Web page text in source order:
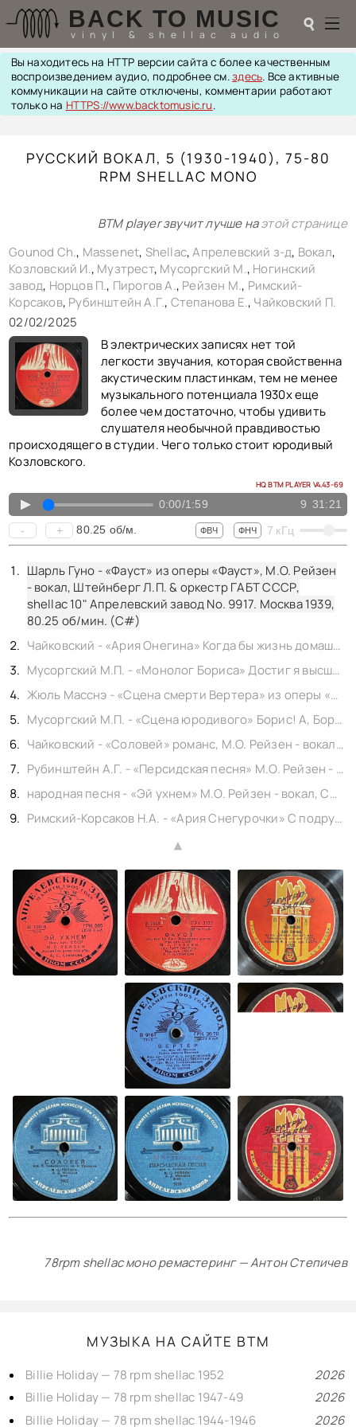
BACK TO MUSIC
vinyl & shellac audio ☌
☌
UPGRADES
HI-FI PLAYERS
TESTS
ПЕРСОНАЛИИ
LOL
ССЫЛКИ
О САЙТЕ
КОНТАКТЫ
BACK TO PHOTO
Вы находитесь на HTTP версии сайта с более качественным
воспроизведением аудио, подробнее см.здесь. Все активные
коммуникации на сайте отключены, комментарии работают
только на HTTPS://www.backtomusic.ru.
РУССКИЙ ВОКАЛ, 5 (1930-1940), 75-80
RPM SHELLAC MONO
BTM player звучит лучше наэтой странице
Gounod Ch., Massenet, Shellac,Апрелевский з-д, Вокал,
Козловский И., Музтрест, Мусоргский М., Ногинский
завод, Норцов П., Пирогов А., Рейзен М., Римский-
Корсаков, Рубинштейн А.Г., Степанова Е., Чайковский П.
02/02/2025
В электрических записях нет той
легкости звучания, которая свойственна
акустическим пластинкам, тем не менее
музыкального потенциала 1930х еще
более чем достаточно, чтобы удивить
слушателя необычной правдивостью
происходящего в студии. Чего только стоит юродивый
Козловского.
HQ BTM PLAYER V4.43-69
▲ 0:00/1:59 9 31:21
- + 80.25 об/м. ФВЧ ФНЧ 7 кГц
Шарль Гуно - «Фауст» из оперы «Фауст», М.О. Рейзен
- вокал, Штейнберг Л.П. & оркестр ГАБТ СССР,
shellac 10" Апрелевский завод No. 9917. Москва 1939,
80.25 об/мин. (C#)
Чайковский - «Ария Онегина» Когда бы жизнь домашним кругом, из оперы «Евгений Онегин», П.М. Норцов - вокал, Ипполитов-Иванов М.М. & оркестр ГАБТ, shellac 12" Музтрест ВСНХ No. 04520. Москва 1930,
Мусоргский М.П. - «Монолог Бориса» Достиг я высшей власти, из оперы «Борис Годунов», А.С. Пирогов - вокал, Ипполитов-Иванов М.М. & оркестр, shellac 12" Музтрест ВСНХ No. 05025. Москва 1930,
Жюль Масснэ - «Сцена смерти Вертера» из оперы «Вертер», И.С. Козловский - вокал, Рождественская Н.П. - сопрано, Орлов А.И. & оркестр, shellac 10" Апрелевский завод No. 9167. Москва 1939,
Мусоргский М.П. - «Сцена юродивого» Борис! А, Борис! Обидели юродивого, из оперы «Борис Годунов», И.С. Козловский - вокал, Политковский В.М. - баритон, Ханаев Н.С., Ипполитов-Иванов М.М. & оркестр, shellac 12" Музтрест ВСНХ No. 06044. Москва 1939,
Чайковский - «Соловей» романс, М.О. Рейзен - вокал, shellac 10" Апрелевский завод No. 9602. Москва 1939,
Рубинштейн А.Г. - «Персидская песня» М.О. Рейзен - вокал, Макаров А.Д. - фортепиано, shellac 10" Апрелевский завод No. 9153. Москва 1939,
народная песня - «Эй ухнем» М.О. Рейзен - вокал, Семенов В.А. & ансамбль домр, shellac 10" Ногинский завод No. 10616. Москва 1940,
Римский-Корсаков Н.А. - «Ария Снегурочки» С подружками по ягоды ходить, из оперы «Снегурочка», Е.А. Степанова - вокал, Ипполитов-Иванов М.М. & оркестр, shellac 12" Музтрест ВСНХ No. 06044. Москва 1930,
▲
78rpm shellac моно ремастеринг — Антон Степичев
МУЗЫКА НА САЙТЕ BTM
Billie Holiday — 78 rpm shellac 1952
2026
Billie Holiday — 78 rpm shellac 1947-49
2026
Billie Holiday — 78 rpm shellac 1944-1946
2026